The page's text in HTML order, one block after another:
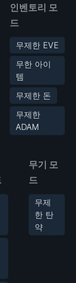
인벤토리 모
드
무제한 EVE
무한 아이
템
무제한 돈
무제한
ADAM
무기 모
드
무제
한 탄
약